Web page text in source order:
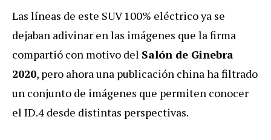
Las líneas de este SUV 100% eléctrico ya se
dejaban adivinar en las imágenes que la firma
compartió con motivo del Salón de Ginebra
2020, pero ahora una publicación china ha filtrado
un conjunto de imágenes que permiten conocer
el ID.4 desde distintas perspectivas.